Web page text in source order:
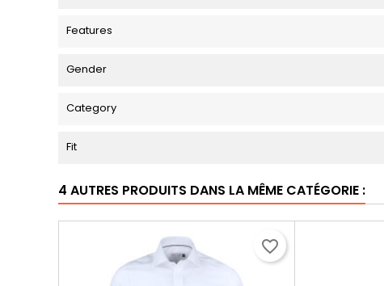
Features
Gender
Category
Fit
4 AUTRES PRODUITS DANS LA MÊME CATÉGORIE :
favorite_border